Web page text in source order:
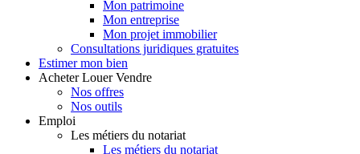
Mon patrimoine
Mon entreprise
Mon projet immobilier
Consultations juridiques gratuites
Estimer mon bien
Acheter Louer Vendre
Nos offres
Nos outils
Emploi
Les métiers du notariat
Les métiers du notariat